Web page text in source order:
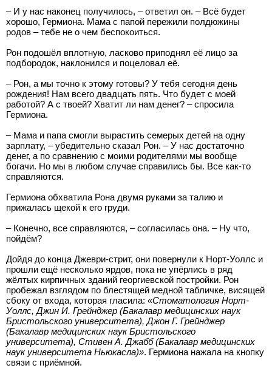
– И у нас наконец получилось, – ответил он. – Всё будет
хорошо, Гермиона. Мама с папой пережили полдюжины
родов – тебе не о чем беспокоиться.
Рон подошёл вплотную, ласково приподнял её лицо за
подбородок, наклонился и поцеловал её.
– Рон, а мы точно к этому готовы? У тебя сегодня день
рождения! Нам всего двадцать пять. Что будет с моей
работой? А с твоей? Хватит ли нам денег? – спросила
Гермиона.
– Мама и папа смогли вырастить семерых детей на одну
зарплату, – убедительно сказал Рон. – У нас достаточно
денег, а по сравнению с моими родителями мы вообще
богачи. Но мы в любом случае справились бы. Все как-то
справляются.
Гермиона обхватила Рона двумя руками за талию и
прижалась щекой к его груди.
– Конечно, все справляются, – согласилась она. – Ну что,
пойдём?
Дойдя до конца Джеври-стрит, они повернули к Норт-Уоллс и
прошли ещё несколько ярдов, пока не упёрлись в ряд
жёлтых кирпичных зданий георгиевской постройки. Рон
пробежал взглядом по блестящей медной табличке, висящей
сбоку от входа, которая гласила: «Стоматология Норт-
Уоллс, Джин И. Грейнджер (Бакалавр медицинских наук
Бристольского университета), Джон Г. Грейнджер
(Бакалавр медицинских наук Бристольского
университета), Стивен А. Джабб (Бакалавр медицинских
наук университета Ньюкасла)». Гермиона нажала на кнопку
связи с приёмной.